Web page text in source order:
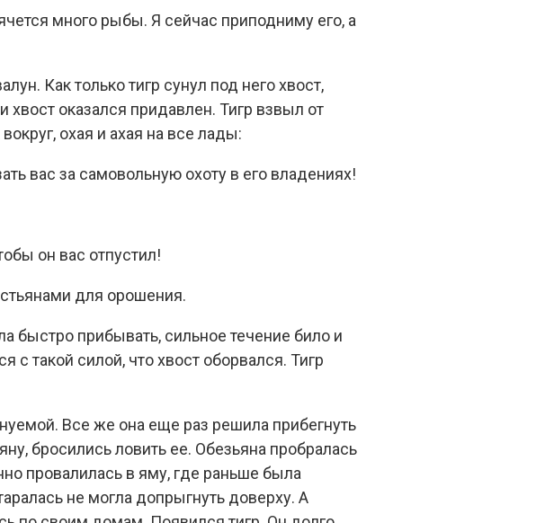
много рыбы. Я сейчас приподниму его, а
Как только тигр сунул под него хвост,
хвост оказался придавлен. Тигр взвыл от
охая и ахая на все лады:
вас за самовольную охоту в его владениях!
он вас отпустил!
для орошения.
быстро прибывать, сильное течение било и
с такой силой, что хвост оборвался. Тигр
Все же она еще раз решила прибегнуть
бросились ловить ее. Обезьяна пробралась
провалилась в яму, где раньше была
не могла допрыгнуть доверху. А